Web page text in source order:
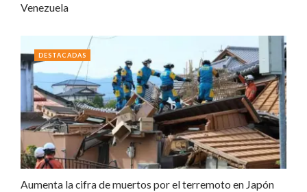
Venezuela
Aumenta la cifra de muertos por el terremoto en Japón
DESTACADAS